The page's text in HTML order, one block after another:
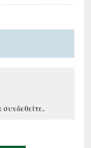
συνδεθείτε.